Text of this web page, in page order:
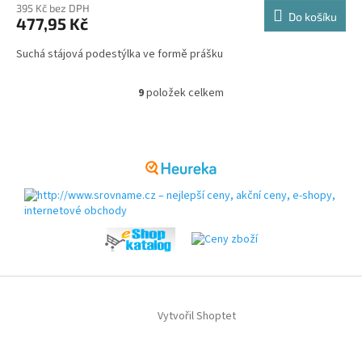
395 Kč bez DPH
477,95 Kč Do košíku
Suchá stájová podestýlka ve formě prášku
O
a
c
í
ý
9položek celkem
Vytvořil Shoptet